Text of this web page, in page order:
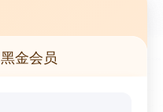
黑金会员